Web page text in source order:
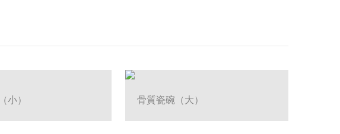
小） 骨質瓷碗（大）